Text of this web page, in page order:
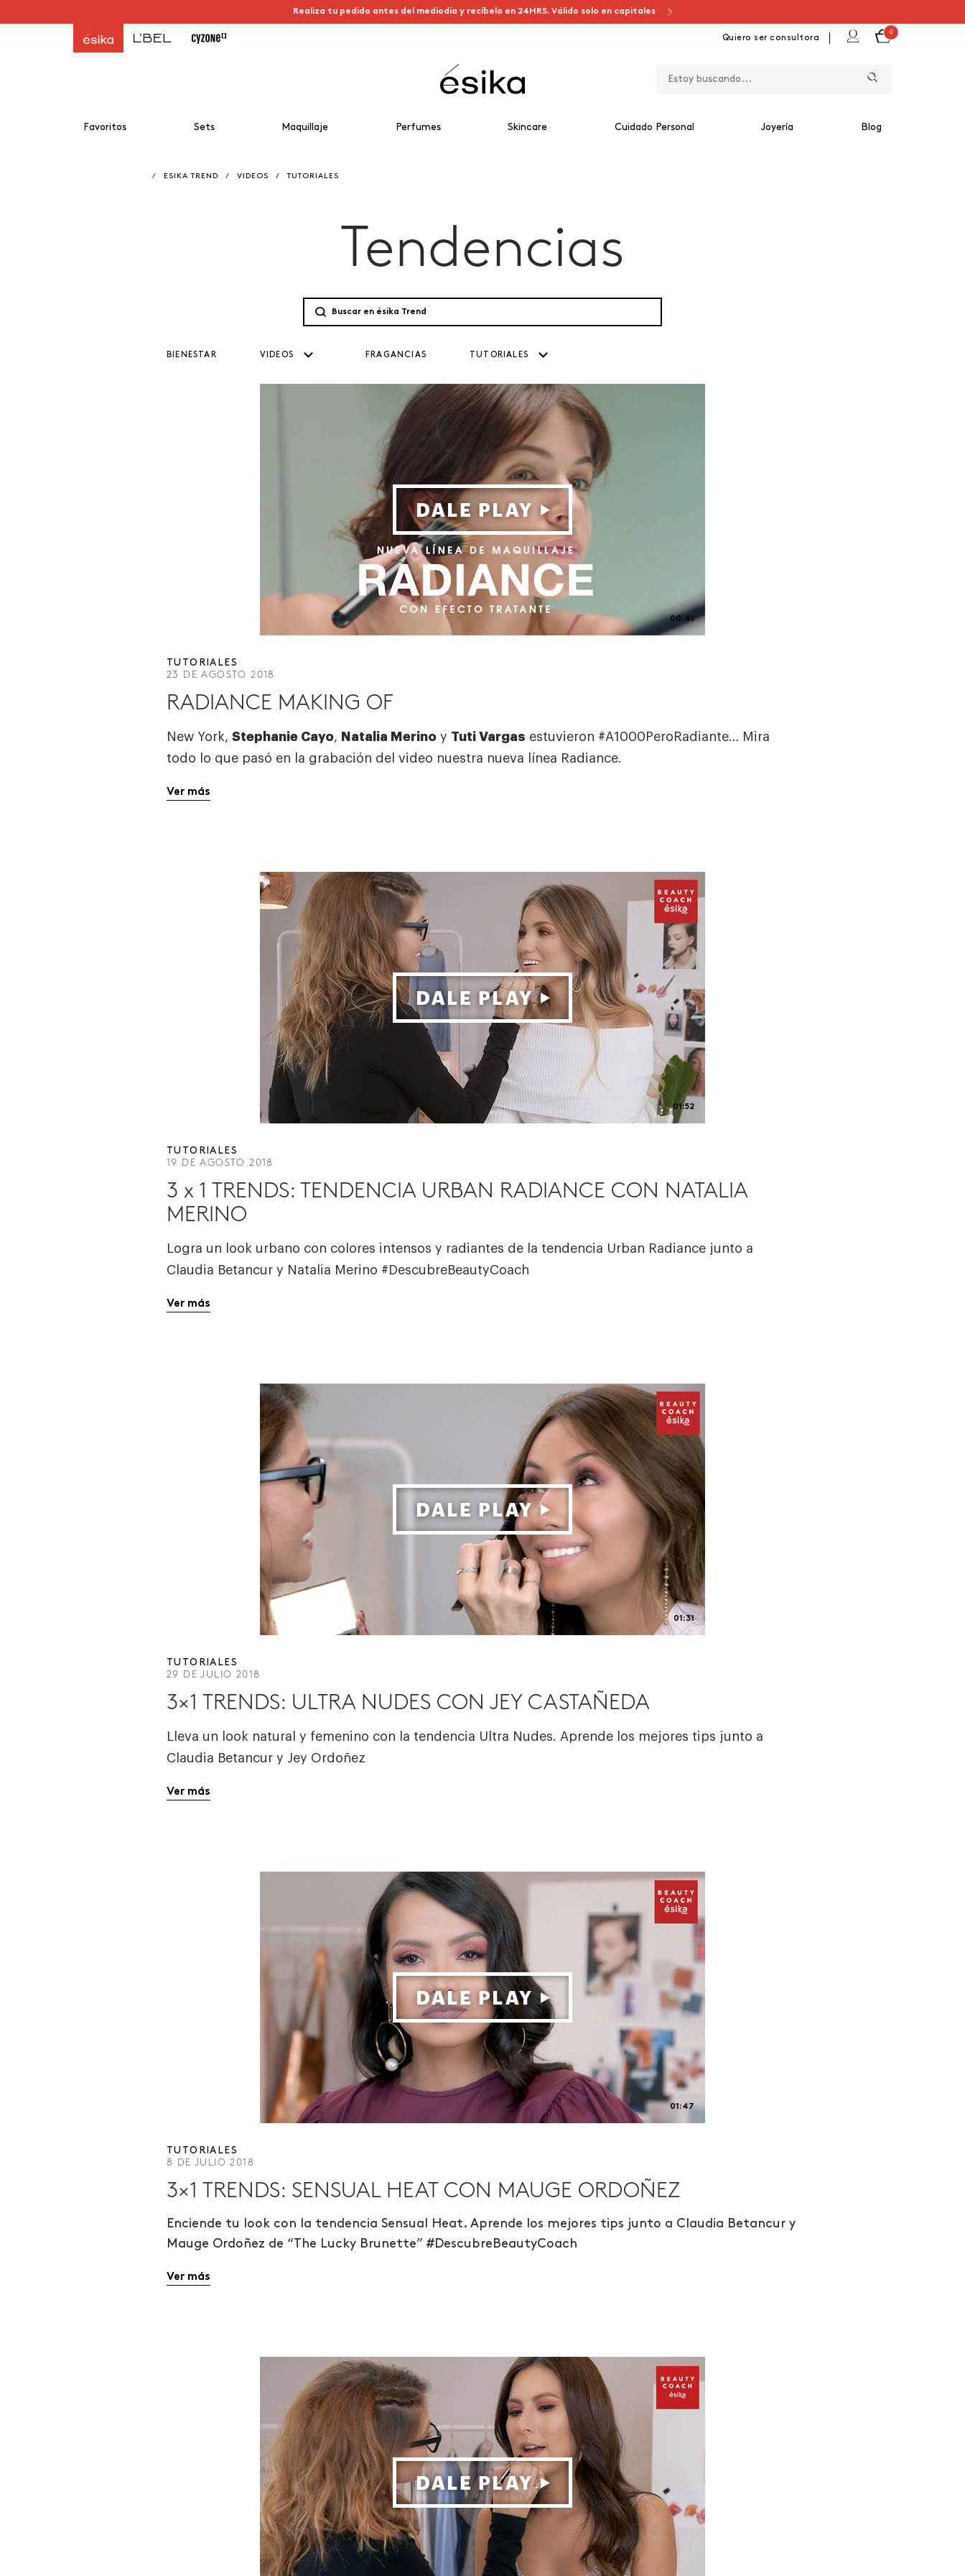
Realiza tu pedido antes del mediodía y recíbelo en 24HRS. Válido solo en capitales
Quiero ser consultora
0
Favoritos Sets Maquillaje Perfumes Skincare Cuidado Personal Joyería Blog
/ ESIKA TREND / VIDEOS / TUTORIALES
Tendencias
BIENESTAR VIDEOS FRAGANCIAS TUTORIALES
00:41
TUTORIALES
23 DE AGOSTO 2018
RADIANCE MAKING OF
New York, Stephanie Cayo, Natalia Merino y Tuti Vargas estuvieron #A1000PeroRadiante… Mira
todo lo que pasó en la grabación del video nuestra nueva línea Radiance.
Ver más
01:52
TUTORIALES
19 DE AGOSTO 2018
3 x 1 TRENDS: TENDENCIA URBAN RADIANCE CON NATALIA
MERINO
Logra un look urbano con colores intensos y radiantes de la tendencia Urban Radiance junto a
Claudia Betancur y Natalia Merino #DescubreBeautyCoach
Ver más
01:31
TUTORIALES
29 DE JULIO 2018
3×1 TRENDS: ULTRA NUDES CON JEY CASTAÑEDA
Lleva un look natural y femenino con la tendencia Ultra Nudes. Aprende los mejores tips junto a
Claudia Betancur y Jey Ordoñez
Ver más
01:47
TUTORIALES
8 DE JULIO 2018
3×1 TRENDS: SENSUAL HEAT CON MAUGE ORDOÑEZ
Enciende tu look con la tendencia Sensual Heat. Aprende los mejores tips junto a Claudia Betancur y
Mauge Ordoñez de “The Lucky Brunette” #DescubreBeautyCoach
Ver más